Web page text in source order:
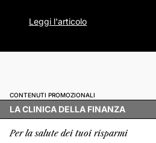
Leggi l'articolo
CONTENUTI PROMOZIONALI
LA CLINICA DELLA FINANZA
Per la salute dei tuoi risparmi